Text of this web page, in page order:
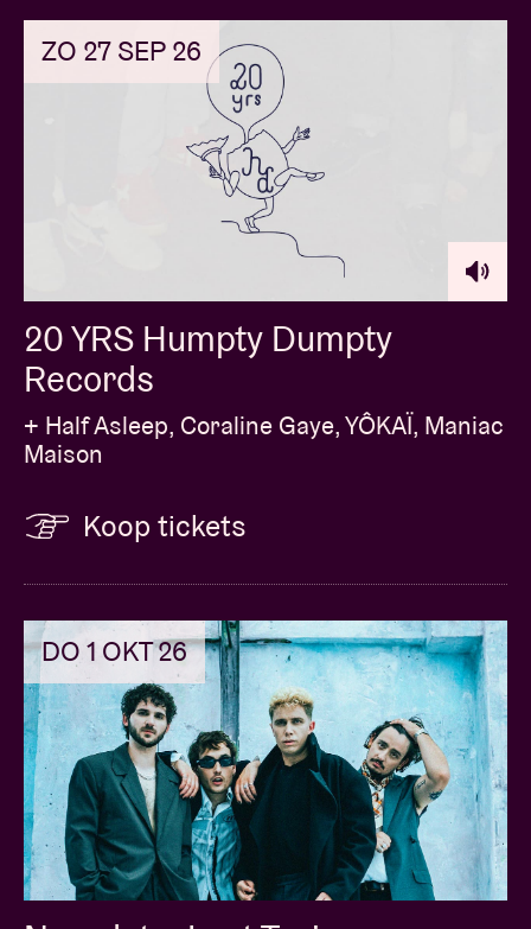
ZO 27 SEP 26
20 YRS Humpty Dumpty
Records
+ Half Asleep, Coraline Gaye, YÔKAÏ, Maniac
Maison
Koop tickets
DO 1 OKT 26